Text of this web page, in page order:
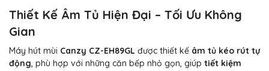
Thiết Kế Âm Tủ Hiện Đại – Tối Ưu Không
Gian
Máy hút mùi Canzy CZ-EH89GL được thiết kế âm tủ kéo rút tự
động, phù hợp với những căn bếp nhỏ gọn, giúp tiết kiệm